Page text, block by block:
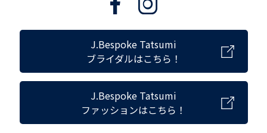
J.Bespoke Tatsumi
ブライダルはこちら！
J.Bespoke Tatsumi
ファッションはこちら！